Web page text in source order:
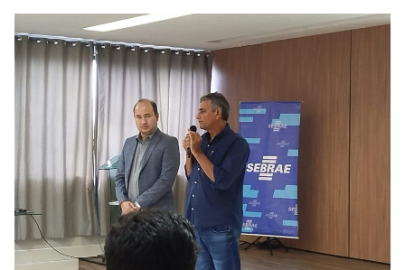
SISTEMAS
Chamados TI
Extranet
Gerador Senha
Solicitações LGPD